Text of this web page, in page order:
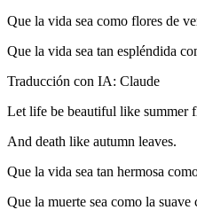
Que la vida sea como flores de
Que la vida sea tan espléndida
Traducción con IA: Claude
Let life be beautiful like summer
And death like autumn leaves.
Que la vida sea tan hermosa
Que la muerte sea como la suave